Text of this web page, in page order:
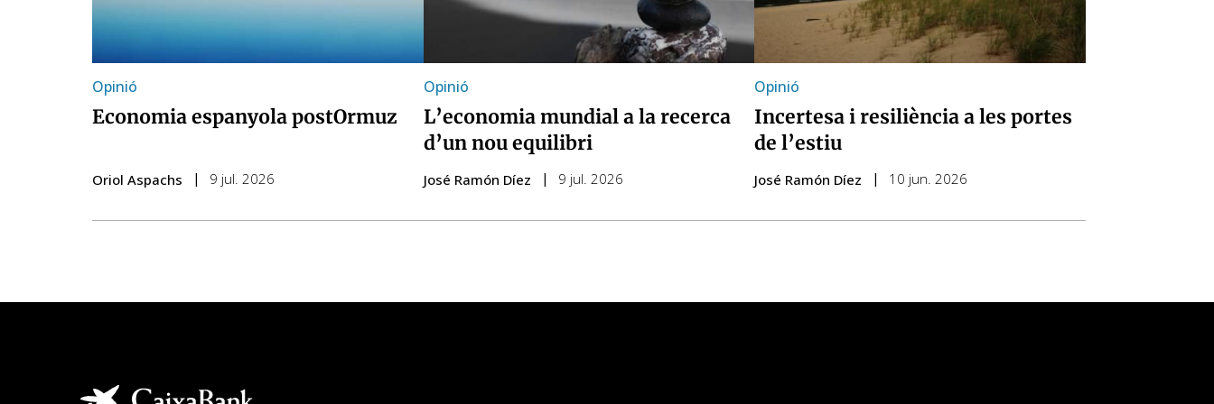
Opinió
Economia espanyola postOrmuz
Oriol Aspachs 9 jul. 2026
Opinió
L’economia mundial a la recerca
d’un nou equilibri
José Ramón Díez 9 jul. 2026
Opinió
Incertesa i resiliència a les portes
de l’estiu
José Ramón Díez 10 jun. 2026